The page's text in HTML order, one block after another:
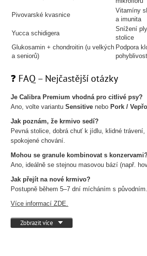
Pivovarské kvasnice
Vitamíny
a imunita
Yucca schidigera
Snížení
stolice
Glukosamin + chondroitin (u velkých
a seniorů)
Podpora
❓ FAQ – Nejčastější otázky
Je Calibra Premium vhodná pro citlivé psy?
Ano, volte variantuSensitive nebo Pork /
Jak poznám, že krmivo sedí?
Pevná stolice, dobrá chuť k jídlu, klidné
spokojené chování.
Mohou se granule kombinovat s
Ano, ideálně se stejnou masovou bází (např.
Jak přejít na nové krmivo?
Postupně během 5–7 dní mícháním s původním.
Více informací ZDE.
Zobrazit více